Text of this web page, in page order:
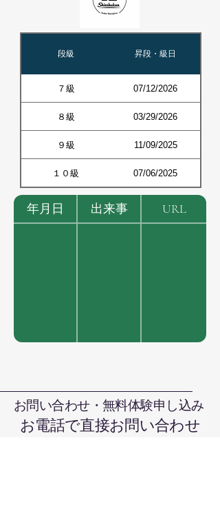
段級 昇段・級日
７級 07/12/2026
８級 03/29/2026
９級 11/09/2025
１０級 07/06/2025
年月日 出来事 URL
お問い合わせ・無料体験申し込み
お電話で直接お問い合わせ